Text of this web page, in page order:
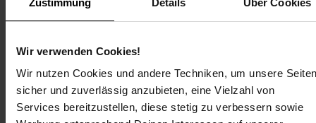
Wir verwenden Cookies!
Wir nutzen Cookies und andere Techniken, um unsere
sicher und zuverlässig anzubieten, eine Vielzahl von
Services bereitzustellen, diese stetig zu verbessern sowie
Max. Zuladung 120 kg
Der sportliche E-Scooter wird voll ausgestattet geliefert - mit
Korb, Koffer, Handyhalterung,
USB-Ladebuchse, Schlüsselsatz, Akku-Box, Ladegerät und
farbigen deutschen Handbuch!